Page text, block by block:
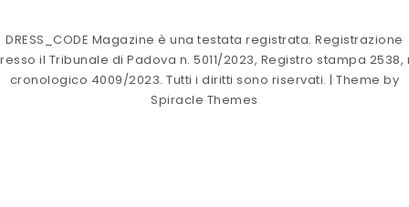
DRESS_CODE Magazine è una testata registrata. Registrazione
il Tribunale di Padova n. 5011/2023, Registro stampa 2538,
cronologico 4009/2023. Tutti i diritti sono riservati. | Theme by
Spiracle Themes